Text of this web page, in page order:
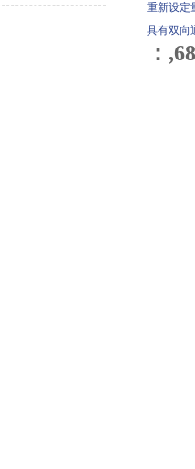
重新设定
具有双向
：